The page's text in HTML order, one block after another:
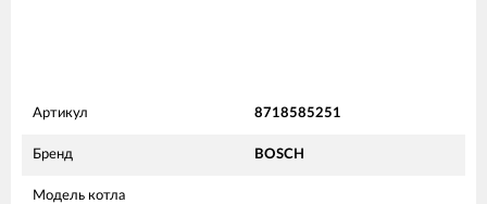
Артикул 8718585251
Бренд BOSCH
Модель котла